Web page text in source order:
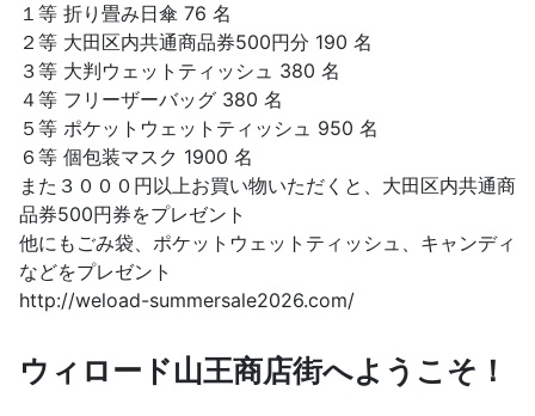
１等 折り畳み日傘 76 名
２等 大田区内共通商品券500円分 190 名
３等 大判ウェットティッシュ 380 名
４等 フリーザーバッグ 380 名
５等 ポケットウェットティッシュ 950 名
６等 個包装マスク 1900 名
また３０００円以上お買い物いただくと、大田区内共通商
品券500円券をプレゼント
他にもごみ袋、ポケットウェットティッシュ、キャンディ
などをプレゼント
http://weload-summersale2026.com/
ウィロード山王商店街へようこそ！